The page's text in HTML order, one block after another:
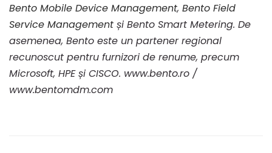
Bento Mobile Device Management, Bento Field
Service Management și Bento Smart Metering. De
asemenea, Bento este un partener regional
recunoscut pentru furnizori de renume, precum
Microsoft, HPE și CISCO. www.bento.ro /
www.bentomdm.com